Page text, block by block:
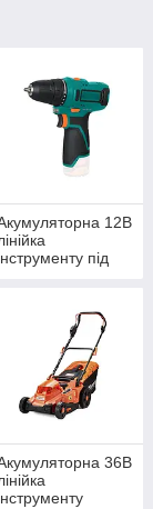
12В
під
36В